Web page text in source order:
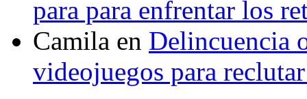
para para enfrentar los
Camila en Delincuencia
videojuegos para